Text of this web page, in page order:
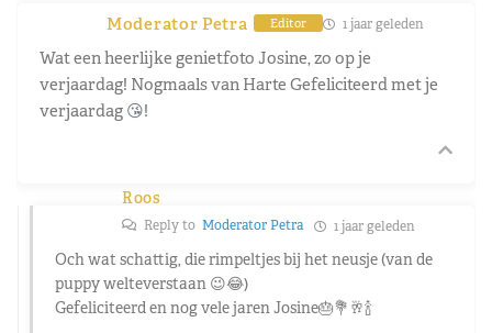
Moderator Petra Editor 1 jaar geleden
Wat een heerlijke genietfoto Josine, zo op je
verjaardag! Nogmaals van Harte Gefeliciteerd met je
verjaardag 😘!
Roos
Reply to Moderator Petra 1 jaar geleden
Och wat schattig, die rimpeltjes bij het neusje (van de
puppy welteverstaan 😉😂)
Gefeliciteerd en nog vele jaren Josine🎂💐🥂🍾